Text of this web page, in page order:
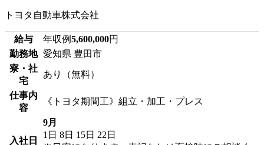
トヨタ自動車株式会社
給与 年収例5,600,000円
勤務地 愛知県 豊田市
寮・社
宅
あり（無料）
仕事内
容
《トヨタ期間工》組立・加工・プレス
入社日
9月
1日 8日 15日 22日